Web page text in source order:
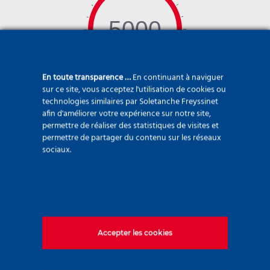
5000
mètres cubes de terrain
congelé
pour permettre l’étanchement
parisien à la station d’Issy
En toute transparence …En continuant à naviguer
sur ce site, vous acceptez l'utilisation de cookies ou
technologies similaires par Soletanche Freyssinet
afin d'améliorer votre expérience sur notre site,
permettre de réaliser des statistiques de visites et
permettre de partager du contenu sur les réseaux
sociaux.
Accepter les cookies